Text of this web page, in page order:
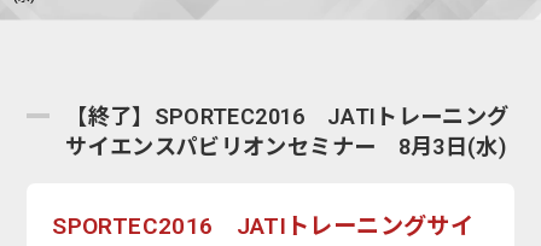
【終了】SPORTEC2016 JATIトレーニング
サイエンスパビリオンセミナー 8月3日(水)
SPORTEC2016 JATIトレーニングサイ